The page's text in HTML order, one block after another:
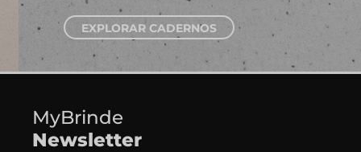
EXPLORAR CADERNOS
MyBrinde
Newsletter